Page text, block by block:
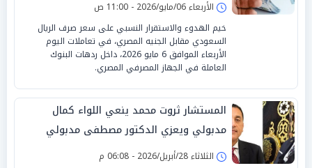
الأربعاء 06/مايو/2026 - 11:00 ص
خيم الهدوء والاستقرار النسبي على سعر صرف الريال
السعودي مقابل الجنيه المصري، في تعاملات اليوم
الأربعاء الموافق 6 مايو 2026، داخل ردهات البنوك
العاملة في الجهاز المصرفي المصري.
المستشار ثروت محمد ينعي اللواء كمال
مدبولي ويعزي الدكتور مصطفى مدبولي
الثلاثاء 28/أبريل/2026 - 06:08 م